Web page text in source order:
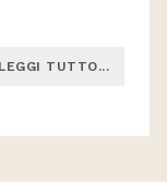
LEGGI TUTTO...